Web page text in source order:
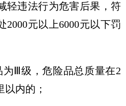
轻违法行为危害后果，符
2000元以上6000元以下罚
为Ⅲ级，危险品总质量在2
内的；